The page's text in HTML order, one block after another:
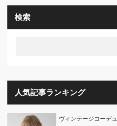
検索
人気記事ランキング
ヴィンテージコーデ